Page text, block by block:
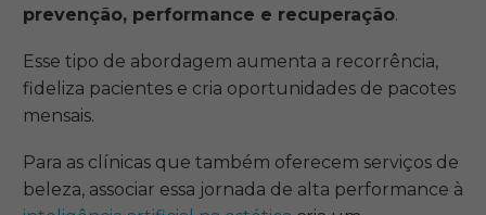
prevenção, performance e recuperação.
Esse tipo de abordagem aumenta a recorrência,
fideliza pacientes e cria oportunidades de pacotes
mensais.
Para as clínicas que também oferecem serviços de
beleza, associar essa jornada de alta performance à